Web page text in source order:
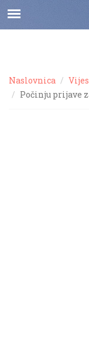
Naslovnica
Počinju prijave